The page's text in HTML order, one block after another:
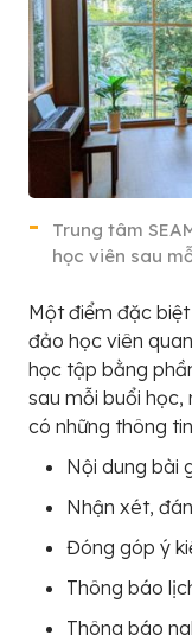
Trung tâm
học viên sau
Một điểm đặc
đảo học viên
học tập bằng
sau mỗi buổi học,
có những thông
Nội dung bài
Nhận xét,
Đóng góp ý
Thông báo
Thông báo